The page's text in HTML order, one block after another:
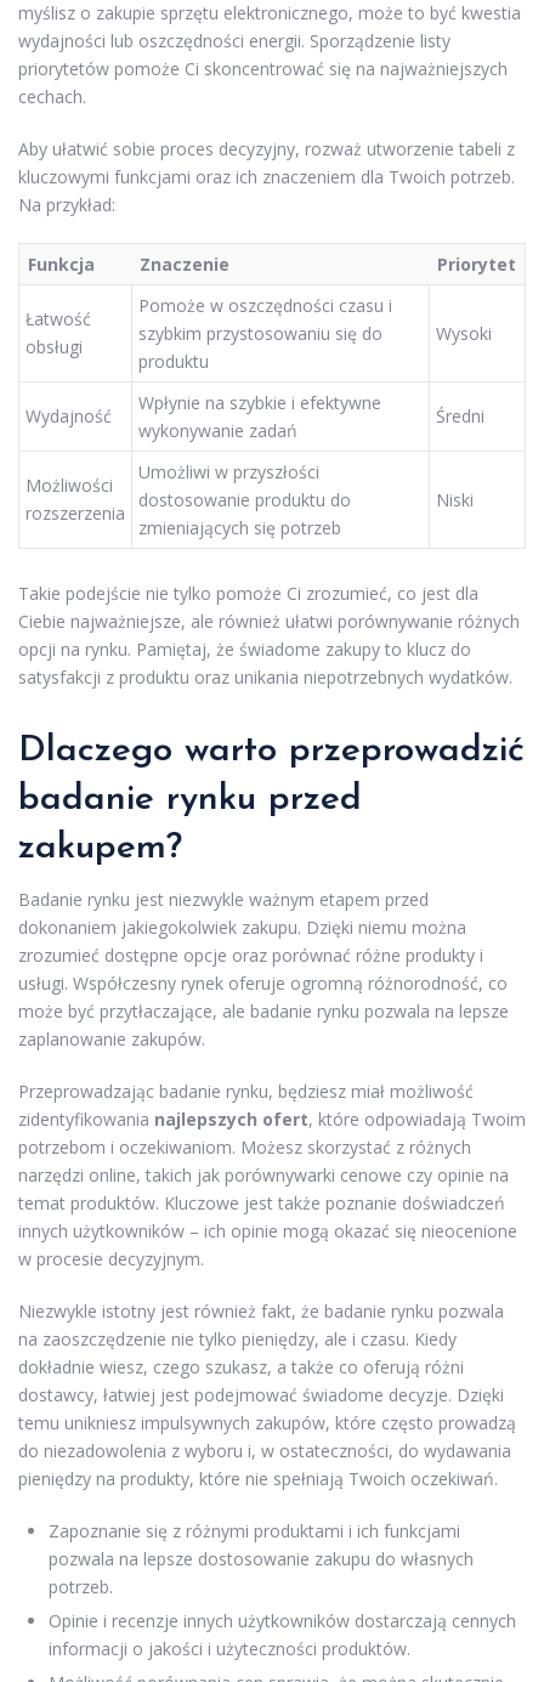
myślisz o zakupie sprzętu elektronicznego, może to być kwestia
wydajności lub oszczędności energii. Sporządzenie listy
priorytetów pomoże Ci skoncentrować się na najważniejszych
cechach.
Aby ułatwić sobie proces decyzyjny, rozważ utworzenie tabeli z
kluczowymi funkcjami oraz ich znaczeniem dla Twoich potrzeb.
Na przykład:
Funkcja Znaczenie Priorytet
Łatwość
obsługi
Pomoże w oszczędności czasu i
szybkim przystosowaniu się do
produktu
Wysoki
Wydajność
Wpłynie na szybkie i efektywne
wykonywanie zadań
Średni
Możliwości
rozszerzenia
Umożliwi w przyszłości
dostosowanie produktu do
zmieniających się potrzeb
Niski
Takie podejście nie tylko pomoże Ci zrozumieć, co jest dla
Ciebie najważniejsze, ale również ułatwi porównywanie różnych
opcji na rynku. Pamiętaj, że świadome zakupy to klucz do
satysfakcji z produktu oraz unikania niepotrzebnych wydatków.
Dlaczego warto przeprowadzić
badanie rynku przed
zakupem?
Badanie rynku jest niezwykle ważnym etapem przed
dokonaniem jakiegokolwiek zakupu. Dzięki niemu można
zrozumieć dostępne opcje oraz porównać różne produkty i
usługi. Współczesny rynek oferuje ogromną różnorodność, co
może być przytłaczające, ale badanie rynku pozwala na lepsze
zaplanowanie zakupów.
Przeprowadzając badanie rynku, będziesz miał możliwość
zidentyfikowania najlepszych ofert, które odpowiadają Twoim
potrzebom i oczekiwaniom. Możesz skorzystać z różnych
narzędzi online, takich jak porównywarki cenowe czy opinie na
temat produktów. Kluczowe jest także poznanie doświadczeń
innych użytkowników – ich opinie mogą okazać się nieocenione
w procesie decyzyjnym.
Niezwykle istotny jest również fakt, że badanie rynku pozwala
na zaoszczędzenie nie tylko pieniędzy, ale i czasu. Kiedy
dokładnie wiesz, czego szukasz, a także co oferują różni
dostawcy, łatwiej jest podejmować świadome decyzje. Dzięki
temu unikniesz impulsywnych zakupów, które często prowadzą
do niezadowolenia z wyboru i, w ostateczności, do wydawania
pieniędzy na produkty, które nie spełniają Twoich oczekiwań.
Zapoznanie się z różnymi produktami i ich funkcjami
pozwala na lepsze dostosowanie zakupu do własnych
potrzeb.
Opinie i recenzje innych użytkowników dostarczają cennych
informacji o jakości i użyteczności produktów.